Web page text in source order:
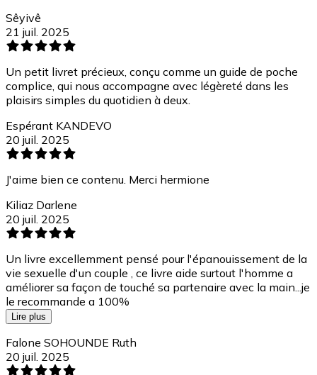
Sêyivê
21 juil. 2025
Un petit livret précieux, conçu comme un guide de poche
complice, qui nous accompagne avec légèreté dans les
plaisirs simples du quotidien à deux.
Espérant KANDEVO
20 juil. 2025
J'aime bien ce contenu. Merci hermione
Kiliaz Darlene
20 juil. 2025
Un livre excellemment pensé pour l'épanouissement de la
vie sexuelle d'un couple , ce livre aide surtout l'homme a
améliorer sa façon de touché sa partenaire avec la main...je
le recommande a 100%
Lire plus
Falone SOHOUNDE Ruth
20 juil. 2025